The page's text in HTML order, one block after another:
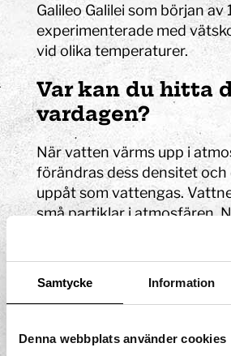
Samtycke Information
Denna webbplats använder cookies
Galileo Galilei som början
experimenterade med
vid olika temperaturer.
Var kan du hitta
vardagen?
När vatten värms upp i
förändras dess densitet
uppåt som vattengas.
små partiklar i atmosfären.
kyls av bildas
som snö eller hagel då det
Hållbar utveckling